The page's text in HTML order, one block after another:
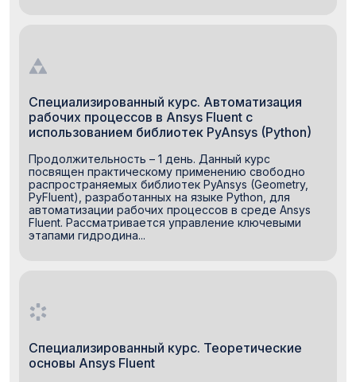
Специализированный курс. Автоматизация
рабочих процессов в Ansys Fluent с
использованием библиотек PyAnsys (Python)
Продолжительность – 1 день. Данный курс
посвящен практическому применению свободно
распространяемых библиотек PyAnsys (Geometry,
PyFluent), разработанных на языке Python, для
автоматизации рабочих процессов в среде Ansys
Fluent. Рассматривается управление ключевыми
этапами гидродина...
Специализированный курс. Теоретические
основы Ansys Fluent